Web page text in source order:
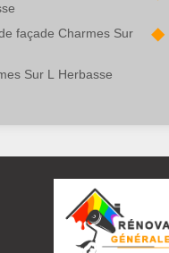
façade Charmes Sur
Sur L Herbasse